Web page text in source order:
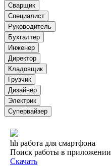
Сварщик
Специалист
Руководитель
Бухгалтер
Инженер
Директор
Кладовщик
Грузчик
Дизайнер
Электрик
Супервайзер
hh работа для смартфона
Поиск работы в приложении
Скачать